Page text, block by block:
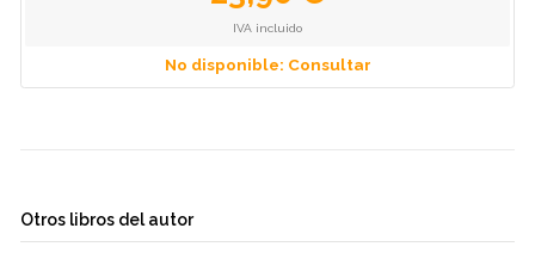
IVA incluido
No disponible: Consultar
Otros libros del autor